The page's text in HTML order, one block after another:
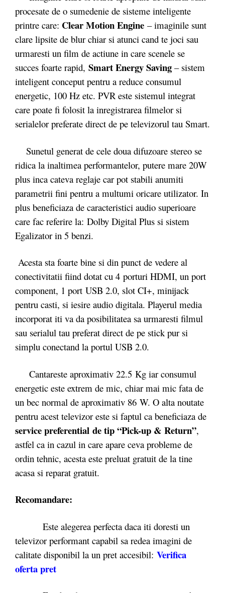
procesate de o sumedenie de sisteme inteligente
printre care: Clear Motion Engine – imaginile sunt
clare lipsite de blur chiar si atunci cand te joci sau
urmaresti un film de actiune in care scenele se
succes foarte rapid, Smart Energy Saving – sistem
inteligent conceput pentru a reduce consumul
energetic, 100 Hz etc. PVR este sistemul integrat
care poate fi folosit la inregistrarea filmelor si
serialelor preferate direct de pe televizorul tau Smart.
Sunetul generat de cele doua difuzoare stereo se
ridica la inaltimea performantelor, putere mare 20W
plus inca cateva reglaje car pot stabili anumiti
parametrii fini pentru a multumi oricare utilizator. In
plus beneficiaza de caracteristici audio superioare
care fac referire la: Dolby Digital Plus si sistem
Egalizator in 5 benzi.
Acesta sta foarte bine si din punct de vedere al
conectivitatii fiind dotat cu 4 porturi HDMI, un port
component, 1 port USB 2.0, slot CI+, minijack
pentru casti, si iesire audio digitala. Playerul media
incorporat iti va da posibilitatea sa urmaresti filmul
sau serialul tau preferat direct de pe stick pur si
simplu conectand la portul USB 2.0.
Cantareste aproximativ 22.5 Kg iar consumul
energetic este extrem de mic, chiar mai mic fata de
un bec normal de aproximativ 86 W. O alta noutate
pentru acest televizor este si faptul ca beneficiaza de
service preferential de tip “Pick-up & Return”,
astfel ca in cazul in care apare ceva probleme de
ordin tehnic, acesta este preluat gratuit de la tine
acasa si reparat gratuit.
Recomandare:
Este alegerea perfecta daca iti doresti un
televizor performant capabil sa redea imagini de
calitate disponibil la un pret accesibil: Verifica
oferta pret